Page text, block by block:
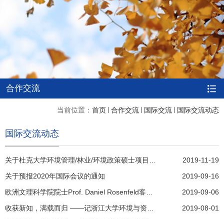
合作交流
当前位置： 首页 合作交流 国际交流 国际交流动态
国际交流动态
关于杜克大学环境管理/林业/环境政策硕士项目宣讲会的通知
2019-11-19
关于预报2020年国际会议的通知
2019-09-16
欧洲文理科学院院士Prof. Daniel Rosenfeld客座教授受聘仪式暨海外名师大讲堂
2019-09-06
收获新知，满载而归 ——记浙江大学环境与资源学院赴泰国考察活动
2019-08-01